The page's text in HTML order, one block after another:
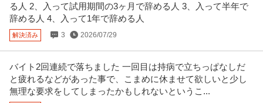
る人 2、入って試用期間の3ヶ月で辞める人 3、入って半年で
辞める人 4、入って1年で辞める人
解決済み 3 2026/07/29
バイト2回連続で落ちました 一回目は持病で立ちっぱなしだ
と疲れるなどがあった事で、こまめに休ませて欲しいと少し
無理な要求をしてしまったかもしれないというこ...